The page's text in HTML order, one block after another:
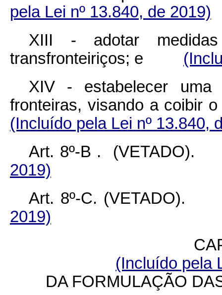
pela Lei nº 13.840, de 2019)
XIII - adotar
transfronteiriços; e
XIV - estabelecer uma
fronteiras, visando a
(Incluído pela Lei nº 13.840,
Art. 8º-B .
2019)
Art. 8º-C.
2019)
(Incluído pela
DA FORMULAÇÃO